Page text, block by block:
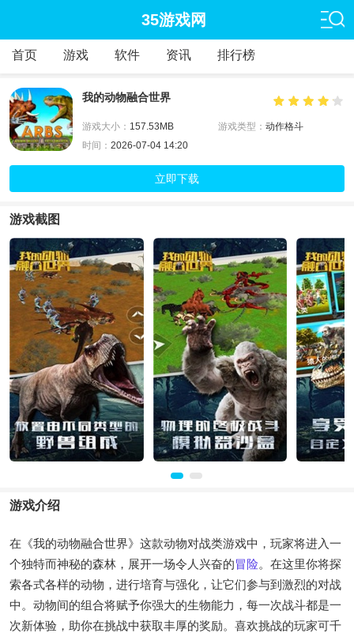
35游戏网
首页 游戏 软件 资讯 排行榜
我的动物融合世界
游戏大小： 157.53MB 游戏类型： 动作格斗
时间： 2026-07-04 14:20
立即下载
游戏截图
游戏介绍
在《我的动物融合世界》这款动物对战类游戏中，玩家将进入一
个独特而神秘的森林，展开一场令人兴奋的冒险。在这里你将探
索各式各样的动物，进行培育与强化，让它们参与到激烈的对战
中。动物间的组合将赋予你强大的生物能力，每一次战斗都是一
次新体验，助你在挑战中获取丰厚的奖励。喜欢挑战的玩家可千